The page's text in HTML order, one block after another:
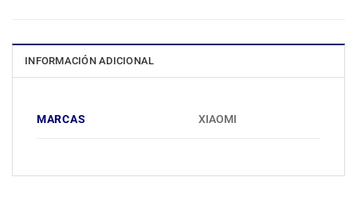
INFORMACIÓN ADICIONAL
MARCAS XIAOMI